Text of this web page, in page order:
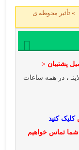
»تأثیر محوطه ی
پشتیبان <
، در همه ساعات
کلیک کنید
شما تماس خواهیم